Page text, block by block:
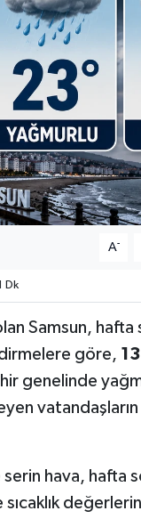
A-
Dk
Samsun, hafta
göre,
genelinde
hava, hafta